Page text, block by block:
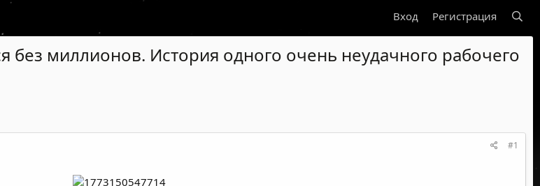
Вход Регистрация
без миллионов. История одного очень неудачного рабочего
#1